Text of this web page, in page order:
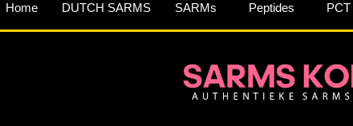
Home DUTCH SARMS SARMs Peptides PCT